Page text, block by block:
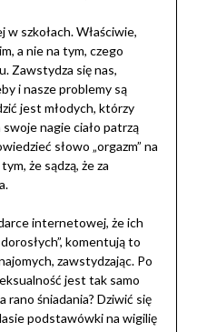
szkołach. Właściwie,
a nie na tym, czego
Zawstydza się nas,
i nasze problemy są
jest młodych, którzy
nagie ciało patrzą
słowo „orgazm” na
że sądzą, że za
internetowej, że ich
komentują to
zawstydzając. Po
jest tak samo
rano śniadania? Dziwić się
podstawówki na wigilię